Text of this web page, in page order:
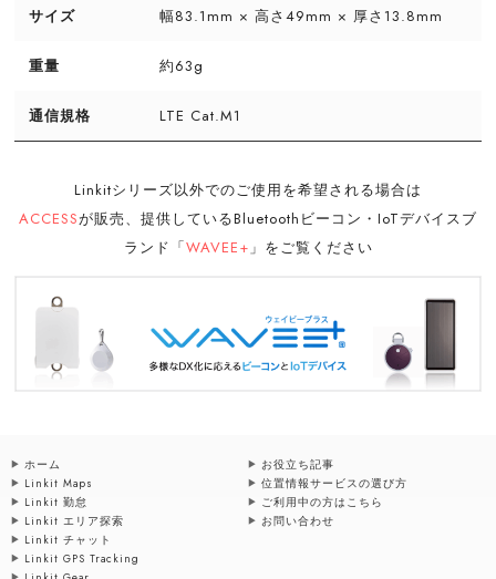
サイズ 幅83.1mm × 高さ49mm × 厚さ13.8mm
重量 約63g
通信規格 LTE Cat.M1
Linkitシリーズ以外でのご使用を希望される場合は
ACCESSが販売、提供しているBluetoothビーコン・IoTデバイスブ
ランド「WAVEE+ 」をご覧ください
ホーム
Linkit Maps
Linkit 勤怠
Linkit エリア探索
Linkit チャット
Linkit GPS Tracking
お役立ち記事
位置情報サービスの選び方
ご利用中の方はこちら
お問い合わせ